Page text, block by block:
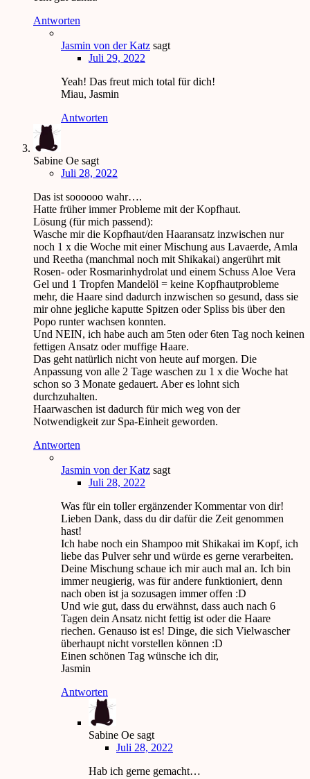
Antworten
Jasmin von der Katz sagt
Juli 29, 2022
Yeah! Das freut mich total für dich!
Miau, Jasmin
Antworten
Sabine Oe sagt
Juli 28, 2022
Das ist soooooo wahr….
Hatte früher immer Probleme mit der Kopfhaut.
Lösung (für mich passend):
Wasche mir die Kopfhaut/den Haaransatz inzwischen nur
noch 1 x die Woche mit einer Mischung aus Lavaerde, Amla
und Reetha (manchmal noch mit Shikakai) angerührt mit
Rosen- oder Rosmarinhydrolat und einem Schuss Aloe Vera
Gel und 1 Tropfen Mandelöl = keine Kopfhautprobleme
mehr, die Haare sind dadurch inzwischen so gesund, dass sie
mir ohne jegliche kaputte Spitzen oder Spliss bis über den
Popo runter wachsen konnten.
Und NEIN, ich habe auch am 5ten oder 6ten Tag noch keinen
fettigen Ansatz oder muffige Haare.
Das geht natürlich nicht von heute auf morgen. Die
Anpassung von alle 2 Tage waschen zu 1 x die Woche hat
schon so 3 Monate gedauert. Aber es lohnt sich
durchzuhalten.
Haarwaschen ist dadurch für mich weg von der
Notwendigkeit zur Spa-Einheit geworden.
Antworten
Jasmin von der Katz sagt
Juli 28, 2022
Was für ein toller ergänzender Kommentar von dir!
Lieben Dank, dass du dir dafür die Zeit genommen
hast!
Ich habe noch ein Shampoo mit Shikakai im Kopf, ich
liebe das Pulver sehr und würde es gerne verarbeiten.
Deine Mischung schaue ich mir auch mal an. Ich bin
immer neugierig, was für andere funktioniert, denn
nach oben ist ja sozusagen immer offen :D
Und wie gut, dass du erwähnst, dass auch nach 6
Tagen dein Ansatz nicht fettig ist oder die Haare
riechen. Genauso ist es! Dinge, die sich Vielwascher
überhaupt nicht vorstellen können :D
Einen schönen Tag wünsche ich dir,
Jasmin
Antworten
Sabine Oe sagt
Juli 28, 2022
Hab ich gerne gemacht…